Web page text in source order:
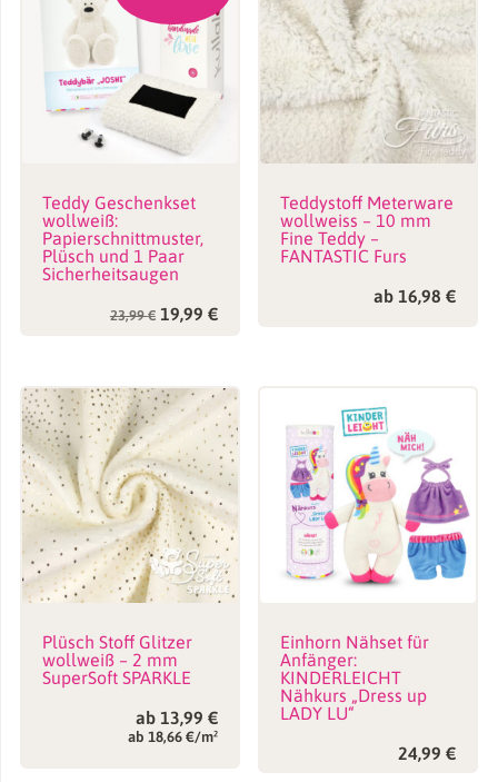
Teddy Geschenkset
wollweiß:
Papierschnittmuster,
Plüsch und 1 Paar
Sicherheitsaugen
23,99€ Ursprünglicher
19,99 €Aktueller
Teddystoff Meterware
wollweiss – 10 mm
Fine Teddy –
FANTASTIC Furs
ab 16,98€
Plüsch Stoff Glitzer
wollweiß – 2 mm
SuperSoft SPARKLE
ab 13,99 €
ab 18,66 €/m²
Einhorn Nähset für
Anfänger:
KINDERLEICHT
Nähkurs „Dress up
LADY LU“
24,99€